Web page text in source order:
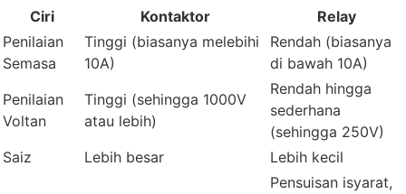
Ciri Kontaktor
Relay
Penilaian
Semasa
Tinggi (biasanya melebihi
10A)
Rendah (biasanya
di bawah 10A)
Penilaian
Voltan
Tinggi (sehingga 1000V
atau lebih)
Rendah hingga
sederhana
(sehingga 250V)
Saiz
Lebih besar Lebih kecil
Pensuisan isyarat,